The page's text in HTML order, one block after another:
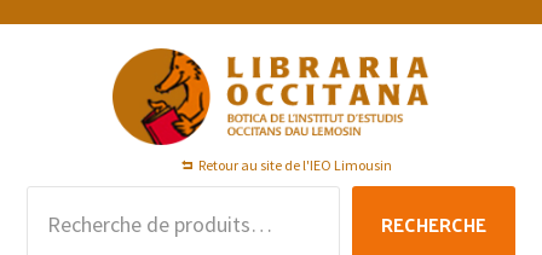
Passer
Passer
Passer
Retour au site de l'IEO Limousin
pour :
RECHERCHE